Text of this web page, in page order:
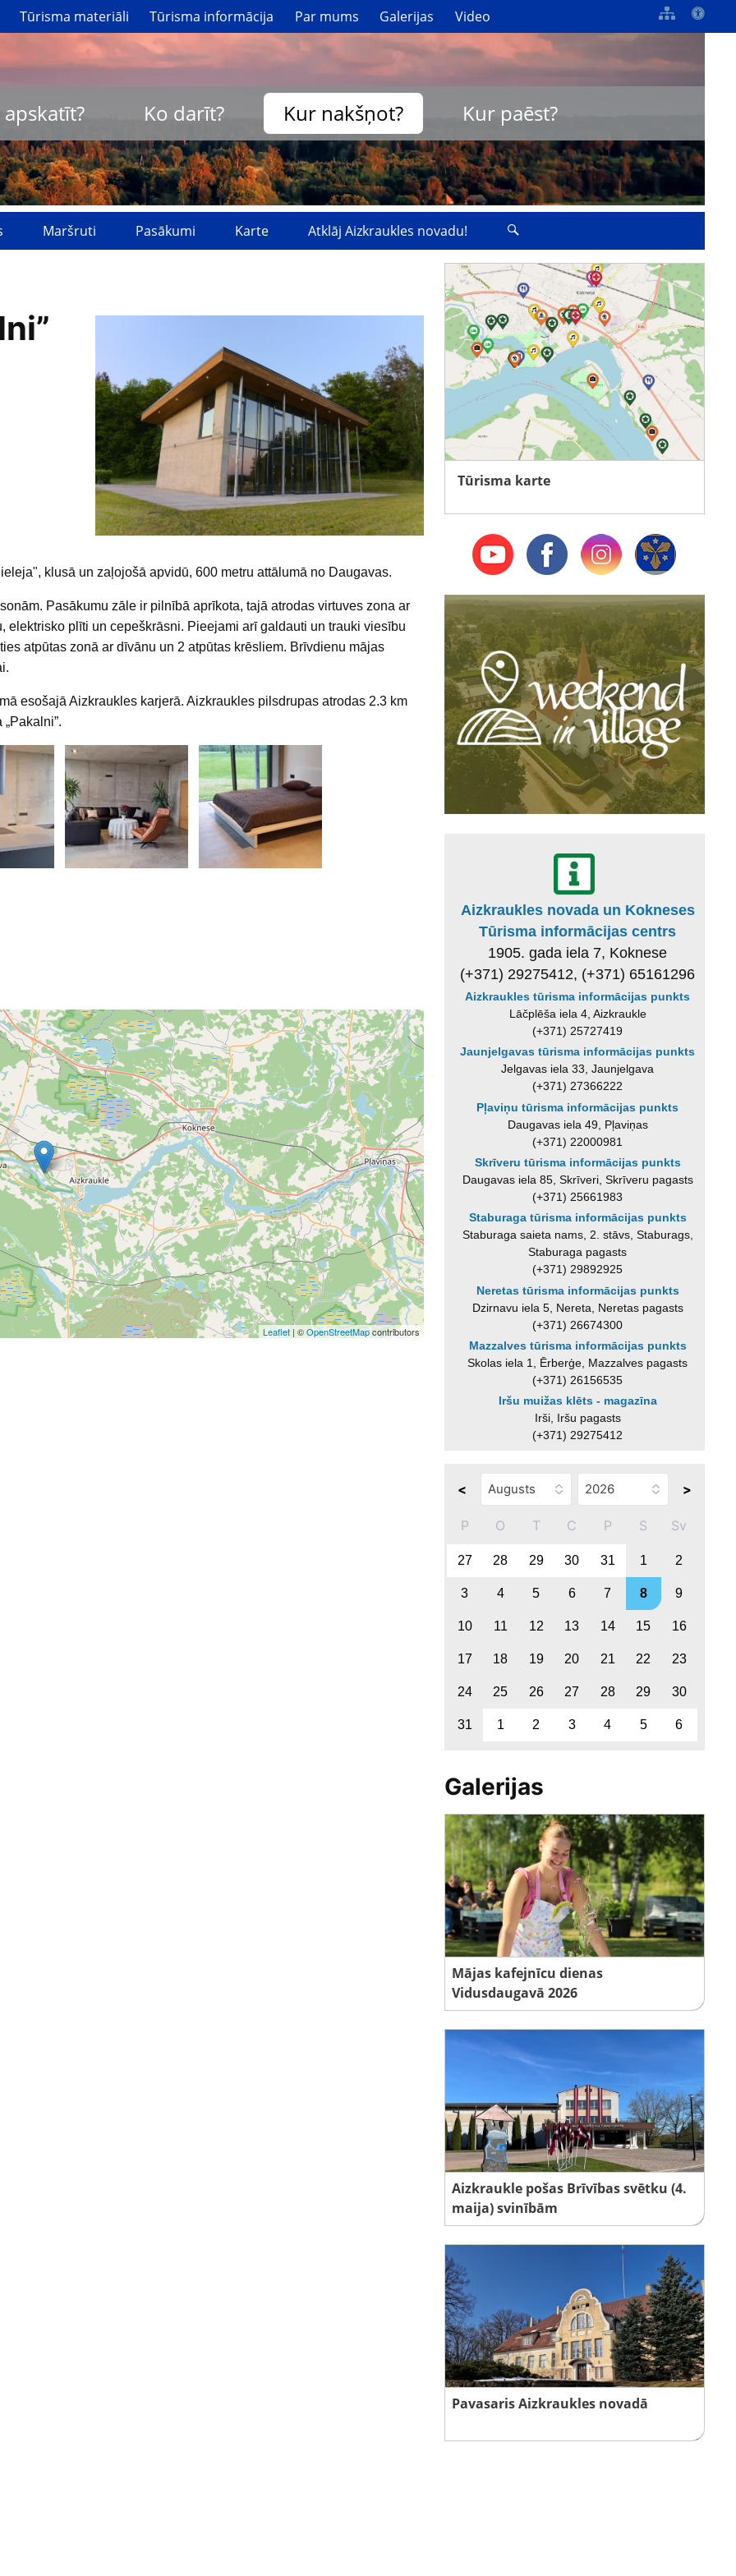
Tūrisma materiāli Tūrisma informācija Par mums Galerijas Video
Ko darīt? Kur nakšņot? Kur paēst?
Maršruti Pasākumi Karte Atklāj Aizkraukles novadu!
klusā un zaļojošā apvidū, 600 metru attālumā no Daugavas.
Pasākumu zāle ir pilnībā aprīkota, tajā atrodas virtuves zona ar
plīti un cepeškrāsni. Pieejami arī galdauti un trauki viesību
atpūtas zonā ar dīvānu un 2 atpūtas krēsliem. Brīvdienu mājas
esošajā Aizkraukles karjerā. Aizkraukles pilsdrupas atrodas 2.3 km
Leaflet| ©OpenStreetMapcontributors
Tūrisma karte
Aizkraukles novada un Kokneses
Tūrisma informācijas centrs
1905. gada iela 7, Koknese
(+371) 29275412, (+371) 65161296
Aizkraukles tūrisma informācijas punkts
Lāčplēša iela 4, Aizkraukle
(+371) 25727419
Jaunjelgavas tūrisma informācijas punkts
Jelgavas iela 33, Jaunjelgava
(+371) 27366222
Pļaviņu tūrisma informācijas punkts
Daugavas iela 49, Pļaviņas
(+371) 22000981
Skrīveru tūrisma informācijas punkts
Daugavas iela 85, Skrīveri, Skrīveru pagasts
(+371) 25661983
Staburaga tūrisma informācijas punkts
Staburaga saieta nams, 2. stāvs, Staburags,
Staburaga pagasts
(+371) 29892925
Neretas tūrisma informācijas punkts
Dzirnavu iela 5, Nereta, Neretas pagasts
(+371) 26674300
Mazzalves tūrisma informācijas punkts
Skolas iela 1, Ērberģe, Mazzalves pagasts
(+371) 26156535
Iršu muižas klēts - magazīna
Irši, Iršu pagasts
(+371) 29275412
< >
P O T C P S Sv
27 28 29 30 31 1 2
3 4 5 6 7 8 9
10 11 12 13 14 15 16
17 18 19 20 21 22 23
24 25 26 27 28 29 30
31 1 2 3 4 5 6
Galerijas
Mājas kafejnīcu dienas
Vidusdaugavā 2026
Aizkraukle pošas Brīvības svētku (4.
maija) svinībām
Pavasaris Aizkraukles novadā